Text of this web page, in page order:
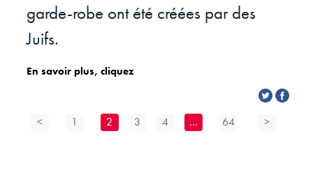
garde-robe ont été créées par des
Juifs.
En savoir plus, cliquez
< 1 2 3 4 … 64 >